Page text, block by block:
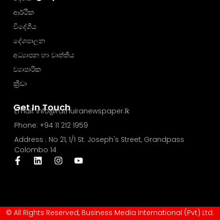
Get In Touch
Email: info@rathuiranewspaper.lk
Phone: +94 11 212 1959
Address : No 21, 1/1 St. Joseph's Street, Grandpass
Colombo 14
ආර්ථික
විදේශීය
දේශපාලන
අධ්‍යාපන හා වෘත්තීය
ව්‍යාපාරික
ක්‍රීඩා
© All Rights Reserved, Business Media International (Pvt) Ltd.